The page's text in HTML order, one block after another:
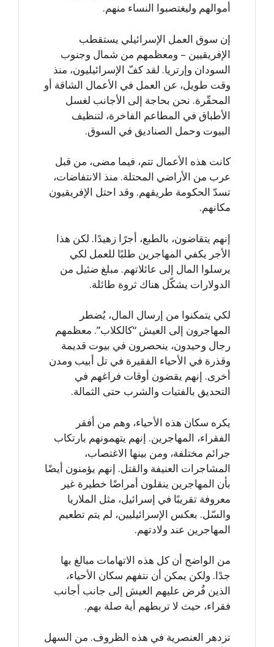
أموالهم وليغتصبوا النساء منهم.
إن سوق العمل الإسرائيلي يستقطب
الإفريقيين – ومعظمهم من شمال وجنوب
السودان وإرتريا. لقد كفّ الإسرائيليون، منذ
وقت طويل، عن العمل في الأعمال الشاقة أو
المحقّرة. نحن بحاجة إلى الأجانب لغسل
الأطباق في المطاعم الفاخرة، لتنظيف
البيوت وحمل الصناديق في السوق.
كانت هذه الأعمال تتم، فيما مضى، من قبل
عرب من الأراضي المحتلة. منذ الانتفاضات،
تسدّ الحكومة طريقهم. وقد احتل الإفريقيون
مكانهم.
إنهم يتقاضون، بالطبع، أجرًا زهيدًا. لكن هذا
الأجر يكفي المهاجرين طلبًا للعمل لكي
يرسلوا المال إلى عائلاتهم. مبلغ ضئيل من
الدولارات يشكّل هناك ثروة طائلة.
لكي يتمكنوا من إرسال المال، يُضطر
المهاجرون إلى العيش “كالكلاب”. معظمهم
رجال وحيدون، ينحصرون في بيوت قديمة
وقذرة في الأحياء الفقيرة في تل أبيب ومدن
أخرى. إنهم يقضون أوقات فراغهم في
التحديق بالفتيات والشرب حتى الثمالة.
يكره سكان هذه الأحياء، وهم من أفقر
الفقراء، المهاجرين. إنهم يتهمونهم بارتكاب
جرائم مختلفة، ومن بينها الاغتصاب،
المشاجرات العنيفة والقتل. إنهم يؤمنون أيضًا
بأن المهاجرين ينقلون أمراضًا خطيرة غير
معروفة تقريبًا في إسرائيل، مثل الملاريا
والسّل. بعكس الإسرائيليين، لم يتم تطعيم
المهاجرين عند ولادتهم.
من الواضح أن كل هذه الاتهامات مبالغ بها
جدًا. ولكن يمكن أن نتفهم سكان الأحياء،
الذين فُرض عليهم العيش إلى جانب أجانب
فقراء، حيث لا تربطهم أية صلة بهم.
تزدهر العنصرية في هذه الظروف. من السهل